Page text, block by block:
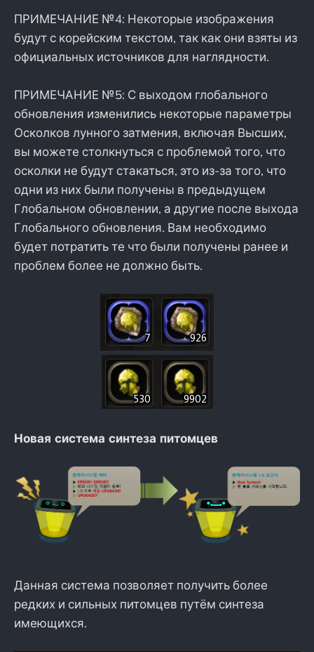
ПРИМЕЧАНИЕ №4: Некоторые изображения
будут с корейским текстом, так как они взяты из
официальных источников для наглядности.
ПРИМЕЧАНИЕ №5: С выходом глобального
обновления изменились некоторые параметры
Осколков лунного затмения, включая Высших,
вы можете столкнуться с проблемой того, что
осколки не будут стакаться, это из-за того, что
одни из них были получены в предыдущем
Глобальном обновлении, а другие после выхода
Глобального обновления. Вам необходимо
будет потратить те что были получены ранее и
проблем более не должно быть.
Новая система синтеза питомцев
Данная система позволяет получить более
редких и сильных питомцев путём синтеза
имеющихся.